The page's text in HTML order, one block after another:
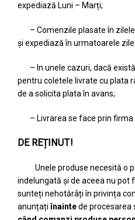
expediază Luni – Marți;
– Comenzile plasate în
și expediază în urmatoarele
– In unele cazuri, dacă
pentru coletele livrate cu plata
de a solicita plata în avans;
– Livrarea se face prin
DE REȚINUT!
Unele produse necesită o
indelungată și de aceea nu pot
sunteți nehotărâți în privința
anunțațiînaintede procesarea